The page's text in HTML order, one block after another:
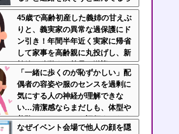
しい
45歳で高齢初産した義姉の甘えぶ
りと、義実家の異常な過保護にド
ン引き！年間半年近く実家に帰省
して家事を高齢親に丸投げし、新
幹線の移動すら義兄に送迎させて
いた・・・
「一緒に歩くのが恥ずかしい」配
偶者の容姿や服のセンスを過剰に
気にする人の神経が理解できな
い…清潔感ならまだしも、体型や
美醜でパートナーを評価するなよ
なぜイベント会場で他人の顔を隠